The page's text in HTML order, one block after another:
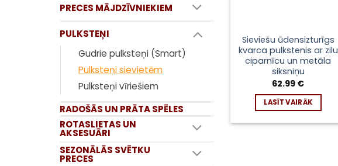
PRECES MĀJDZĪVNIEKIEM
PULKSTEŅI
Gudrie pulksteņi (Smart)
Pulksteņi sievietēm
Pulksteņi vīriešiem
RADOŠĀS UN PRĀTA SPĒLES
ROTASLIETAS UN
AKSESUĀRI
SEZONĀLĀS SVĒTKU
PRECES
Sieviešu ūdensizturīgs
kvarca pulkstenis ar zilu
ciparnīcu un metāla
siksniņu
62.99 €
LASĪT VAIRĀK